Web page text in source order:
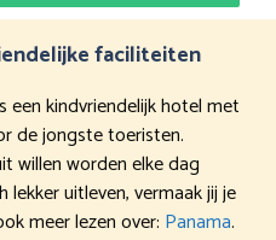
faciliteiten
een kindvriendelijk hotel met
de jongste toeristen.
willen worden elke dag
uitleven, vermaak jij je
meer lezen over: Panama.